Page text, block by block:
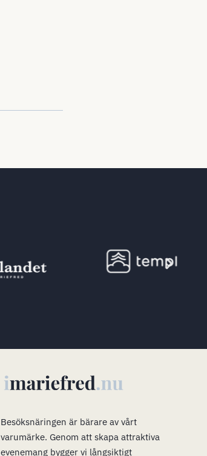
Besöksnäringen är bärare av vårt
varumärke. Genom att skapa attraktiva
evenemang bygger vi långsiktigt